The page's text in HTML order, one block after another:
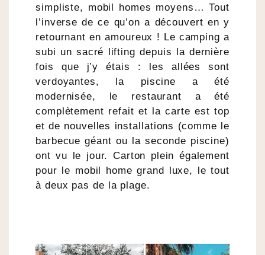
simpliste, mobil homes moyens… Tout
l’inverse de ce qu’on a découvert en y
retournant en amoureux ! Le camping a
subi un sacré lifting depuis la dernière
fois que j’y étais : les allées sont
verdoyantes, la piscine a été
modernisée, le restaurant a été
complètement refait et la carte est top
et de nouvelles installations (comme le
barbecue géant ou la seconde piscine)
ont vu le jour. Carton plein également
pour le mobil home grand luxe, le tout
à deux pas de la plage.